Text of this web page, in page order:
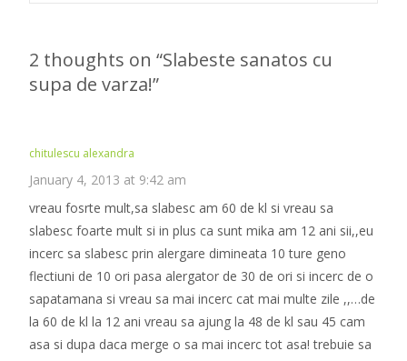
2 thoughts on “Slabeste sanatos cu
supa de varza!”
chitulescu alexandra
January 4, 2013 at 9:42 am
vreau fosrte mult,sa slabesc am 60 de kl si vreau sa
slabesc foarte mult si in plus ca sunt mika am 12 ani sii,,eu
incerc sa slabesc prin alergare dimineata 10 ture geno
flectiuni de 10 ori pasa alergator de 30 de ori si incerc de o
sapatamana si vreau sa mai incerc cat mai multe zile ,,…de
la 60 de kl la 12 ani vreau sa ajung la 48 de kl sau 45 cam
asa si dupa daca merge o sa mai incerc tot asa! trebuie sa